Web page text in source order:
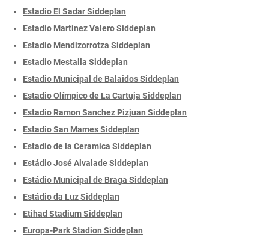
Estadio El Sadar Siddeplan
Estadio Martinez Valero Siddeplan
Estadio Mendizorrotza Siddeplan
Estadio Mestalla Siddeplan
Estadio Municipal de Balaidos Siddeplan
Estadio Olímpico de La Cartuja Siddeplan
Estadio Ramon Sanchez Pizjuan Siddeplan
Estadio San Mames Siddeplan
Estadio de la Ceramica Siddeplan
Estádio José Alvalade Siddeplan
Estádio Municipal de Braga Siddeplan
Estádio da Luz Siddeplan
Etihad Stadium Siddeplan
Europa-Park Stadion Siddeplan